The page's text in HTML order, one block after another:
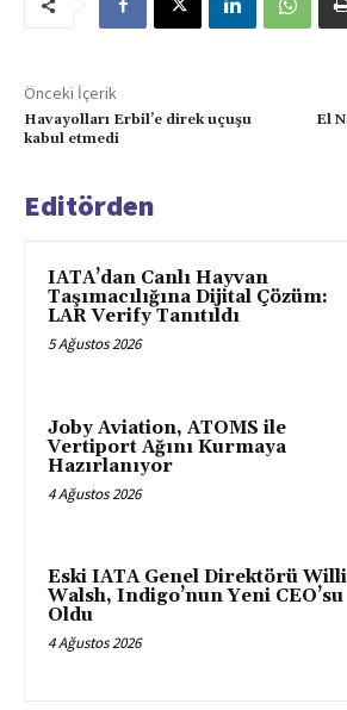
Önceki İçerik
Havayolları Erbil’e direk uçuşu
kabul etmedi
El
Editörden
IATA’dan Canlı Hayvan
Taşımacılığına Dijital Çözüm:
LAR Verify Tanıtıldı
5 Ağustos 2026
Joby Aviation, ATOMS ile
Vertiport Ağını Kurmaya
Hazırlanıyor
4 Ağustos 2026
Eski IATA Genel Direktörü
Walsh, Indigo’nun Yeni CEO’su
Oldu
4 Ağustos 2026